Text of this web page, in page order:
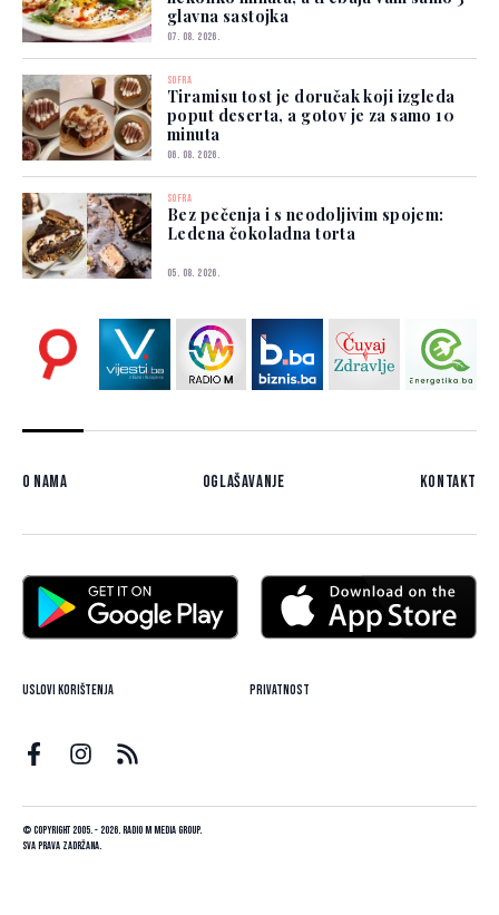
glavna sastojka
07. 08. 2026.
SOFRA
Tiramisu tost je doručak koji izgleda
poput deserta, a gotov je za samo 10
minuta
06. 08. 2026.
SOFRA
Bez pečenja i s neodoljivim spojem:
Ledena čokoladna torta
05. 08. 2026.
O nama Oglašavanje Kontakt
Uslovi korištenja Privatnost
© Copyright 2005. - 2026. Radio M Media Group.
Sva prava zadržana.